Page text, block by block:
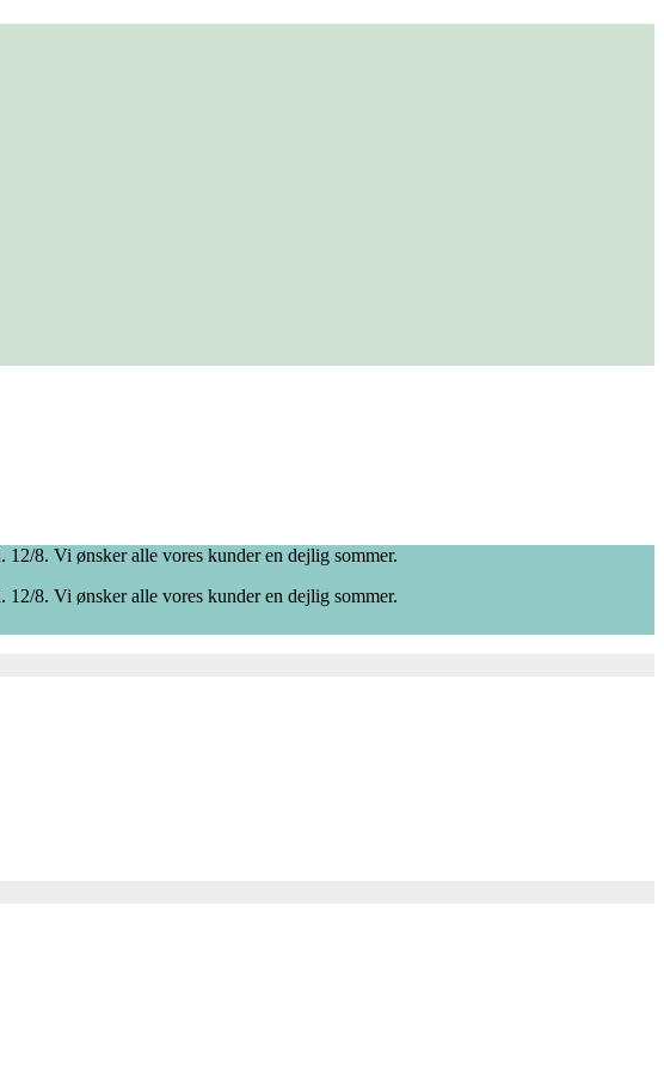
8. Vi ønsker alle vores kunder en dejlig sommer.
8. Vi ønsker alle vores kunder en dejlig sommer.